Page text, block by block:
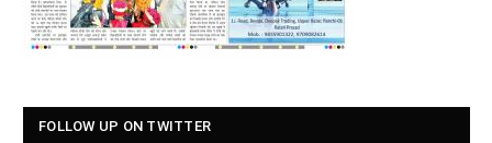
FOLLOW UP ON TWITTER